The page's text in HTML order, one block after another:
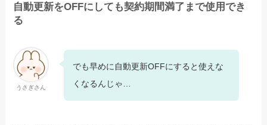
自動更新をOFFにしても契約期間満了まで使用でき
る
うさぎさん
でも早めに自動更新OFFにすると使えな
くなるんじゃ…